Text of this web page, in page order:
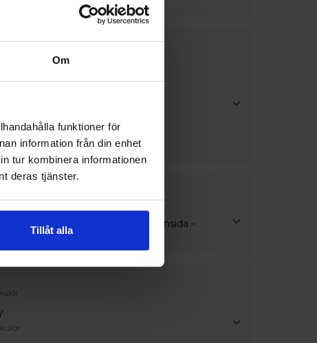
Om
funktioner för
information från din enhet
tur kombinera informationen
deras tjänster.
Tillåt alla
handtag utan cylinder endast insida -
utsida